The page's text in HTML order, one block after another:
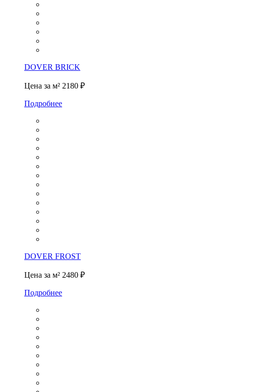
DOVER BRICK
Цена за м² 2180 ₽
Подробнее
DOVER FROST
Цена за м² 2480 ₽
Подробнее